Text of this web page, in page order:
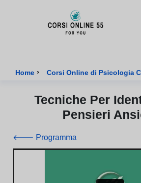
Home › Corsi Online di Psicologia
Tecniche Per
Pensieri
🡐 Programma